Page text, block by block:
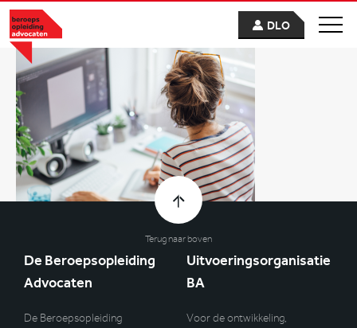
DLO
Terug naar boven
De Beroepsopleiding
Advocaten
De Beroepsopleiding
Uitvoeringsorganisatie
BA
Voor de ontwikkeling,